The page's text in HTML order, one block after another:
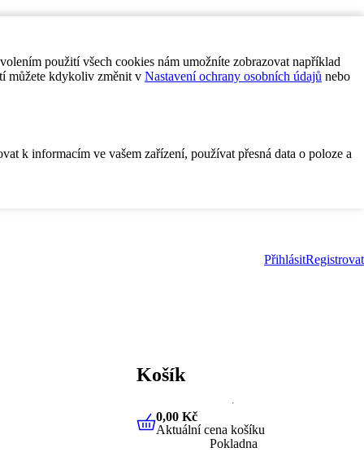
použití všech cookies nám umožníte zobrazovat například
můžete kdykoliv změnit v Nastavení ochrany osobních údajů nebo
k informacím ve vašem zařízení, používat přesná data o poloze a
PřihlásitRegistrovat
Košík
0,00 KčAktuální cena košíku
0,00 Kč
Aktuální cena košíku
Pokladna